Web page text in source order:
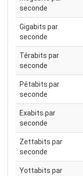
seconde
Gigabits par
seconde
Térabits par
seconde
Pétabits par
seconde
Exabits par
seconde
Zettabits par
seconde
Yottabits par